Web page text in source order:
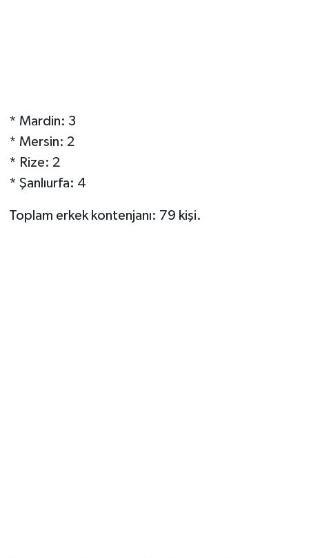
* Mardin: 3
* Mersin: 2
* Rize: 2
* Şanlıurfa: 4
Toplam erkek kontenjanı: 79 kişi.